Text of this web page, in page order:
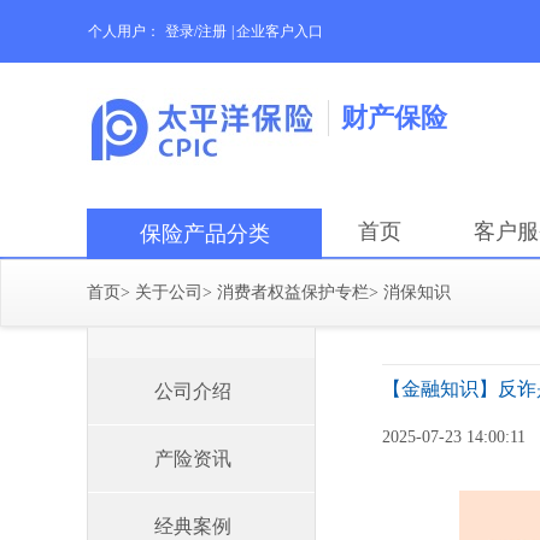
个人用户： 登录/注册 企业客户入口
财产保险
保险产品分类 首页 客户
首页> 关于公司 > 消费者权益保护专栏> 消保知识
公司介绍
产险资讯
经典案例
【金融知识】反
2025-07-23 14:00:11